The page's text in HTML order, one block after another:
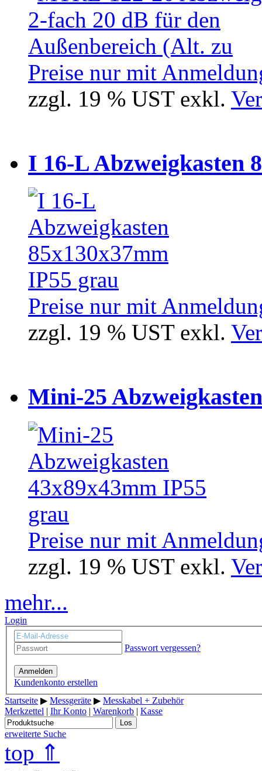
Preise nur mit
zzgl. 19 % UST exkl.
I 16-L Abzweigkasten
Preise nur mit
zzgl. 19 % UST exkl.
Mini-25
Preise nur mit
zzgl. 19 % UST exkl.
mehr...
Login
Passwort vergessen?
Anmelden
Kundenkonto erstellen
Startseite ▶ Messgeräte ▶ Messkabel + Zubehör
Merkzettel
Ihr Konto Warenkorb Kasse
Los
erweiterte Suche
top ⇑